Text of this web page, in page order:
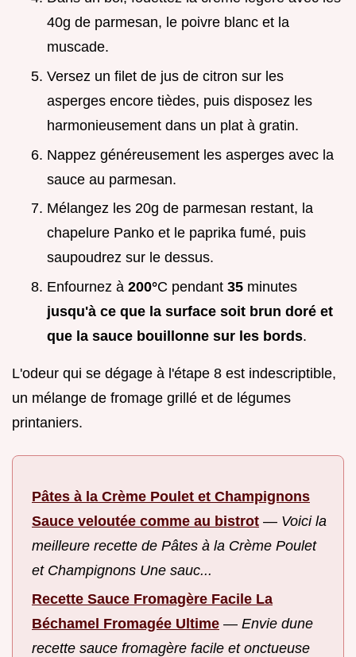
40g de parmesan, le poivre blanc et la
muscade.
Versez un filet de jus de citron sur les
asperges encore tièdes, puis disposez les
harmonieusement dans un plat à gratin.
Nappez généreusement les asperges avec la
sauce au parmesan.
Mélangez les 20g de parmesan restant, la
chapelure Panko et le paprika fumé, puis
saupoudrez sur le dessus.
Enfournez à 200°C pendant 35 minutes
jusqu'à ce que la surface soit brun doré et
que la sauce bouillonne sur les bords.
L'odeur qui se dégage à l'étape 8 est indescriptible,
un mélange de fromage grillé et de légumes
printaniers.
Pâtes à la Crème Poulet et Champignons
Sauce veloutée comme au bistrot — Voici la
meilleure recette de Pâtes à la Crème Poulet
et Champignons Une sauc...
Recette Sauce Fromagère Facile La
Béchamel Fromagée Ultime — Envie dune
recette sauce fromagère facile et onctueuse